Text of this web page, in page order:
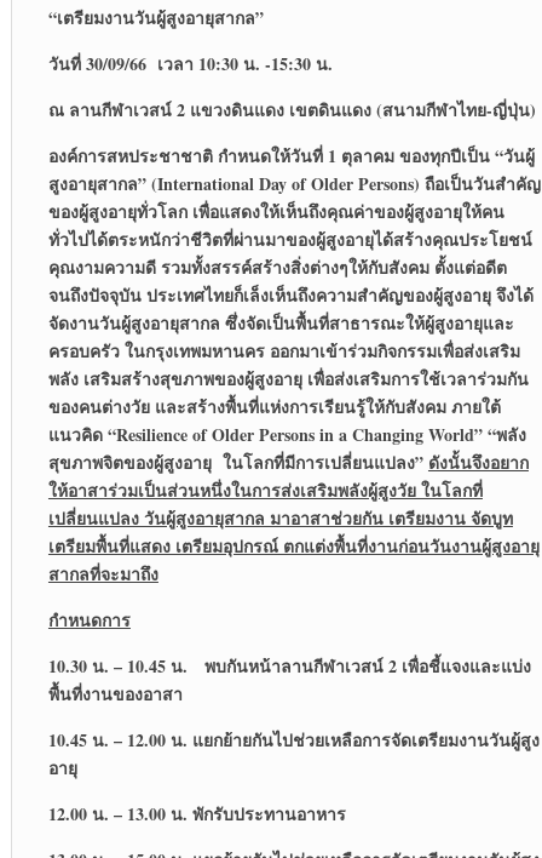
“เตรียมงานวันผู้สูงอายุสากล”
วันที่ 30/09/66 เวลา 10:30 น. -15:30 น.
ณ ลานกีฬาเวสน์ 2 แขวงดินแดง เขตดินแดง (สนามกีฬาไทย-ญี่ปุ่น)
องค์การสหประชาชาติ กำหนดให้วันที่ 1 ตุลาคม ของทุกปีเป็น “วันผู้
สูงอายุสากล” (International Day of Older Persons) ถือเป็นวันสำคัญ
ของผู้สูงอายุทั่วโลก เพื่อแสดงให้เห็นถึงคุณค่าของผู้สูงอายุให้คน
ทั่วไปได้ตระหนักว่าชีวิตที่ผ่านมาของผู้สูงอายุได้สร้างคุณประโยชน์
คุณงามความดี รวมทั้งสรรค์สร้างสิ่งต่างๆให้กับสังคม ตั้งแต่อดีต
จนถึงปัจจุบัน ประเทศไทยก็เล็งเห็นถึงความสำคัญของผู้สูงอายุ จึงได้
จัดงานวันผู้สูงอายุสากล ซึ่งจัดเป็นพื้นที่สาธารณะให้ผู้สูงอายุและ
ครอบครัว ในกรุงเทพมหานคร ออกมาเข้าร่วมกิจกรรมเพื่อส่งเสริม
พลัง เสริมสร้างสุขภาพของผู้สูงอายุ เพื่อส่งเสริมการใช้เวลาร่วมกัน
ของคนต่างวัย และสร้างพื้นที่แห่งการเรียนรู้ให้กับสังคม ภายใต้
แนวคิด “Resilience of Older Persons in a Changing World” “พลัง
สุขภาพจิตของผู้สูงอายุ ในโลกที่มีการเปลี่ยนแปลง” ดังนั้นจึงอยาก
ให้อาสาร่วมเป็นส่วนหนึ่งในการส่งเสริมพลังผู้สูงวัย ในโลกที่
เปลี่ยนแปลง วันผู้สูงอายุสากล มาอาสาช่วยกัน เตรียมงาน จัดบูท
เตรียมพื้นที่แสดง เตรียมอุปกรณ์ ตกแต่งพื้นที่งานก่อนวันงานผู้สูงอายุ
สากลที่จะมาถึง
กำหนดการ
10.30 น. – 10.45 น. พบกันหน้าลานกีฬาเวสน์ 2 เพื่อชี้แจงและแบ่ง
พื้นที่งานของอาสา
10.45 น. – 12.00 น. แยกย้ายกันไปช่วยเหลือการจัดเตรียมงานวันผู้สูง
อายุ
12.00 น. – 13.00 น. พักรับประทานอาหาร